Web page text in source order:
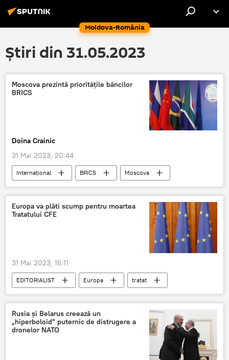
Moldova-România
Știri din 31.05.2023
Moscova prezintă prioritățile băncilor
BRICS
Doina Crainic
31 Mai 2023, 20:44
Internaţional BRICS Moscova
Europa va plăti scump pentru moartea
Tratatului CFE
31 Mai 2023, 16:11
EDITORIALIST Europa tratat
Rusia și Belarus creează un
„hiperboloid” puternic de distrugere a
dronelor NATO